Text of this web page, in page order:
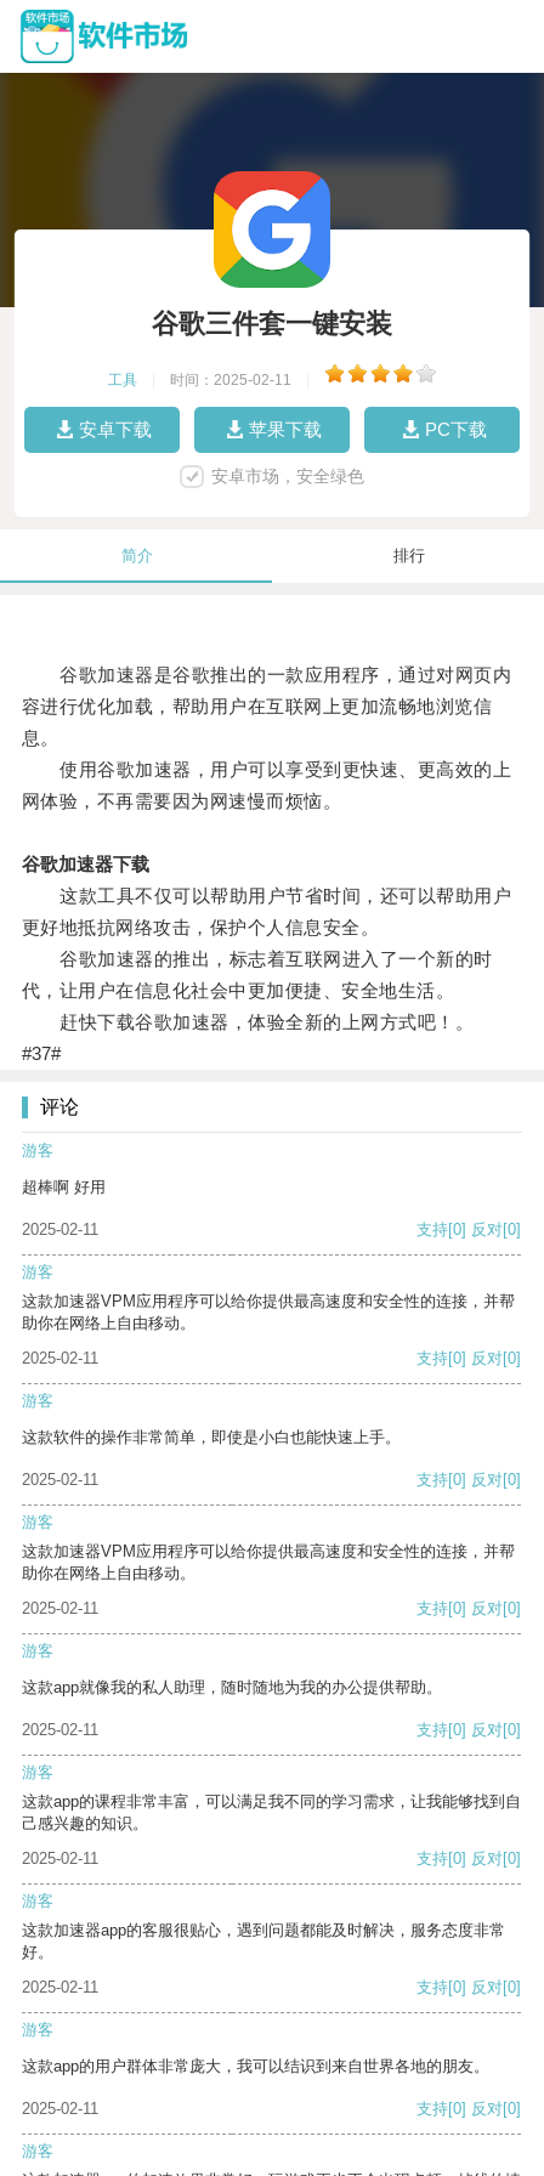
谷歌三件套一键安装
工具 时间：2025-02-11
安卓下载 苹果下载 PC下载
安卓市场，安全绿色
简介 排行
谷歌加速器是谷歌推出的一款应用程序，通过对网页内
容进行优化加载，帮助用户在互联网上更加流畅地浏览信
息。
使用谷歌加速器，用户可以享受到更快速、更高效的上
网体验，不再需要因为网速慢而烦恼。
谷歌加速器下载
这款工具不仅可以帮助用户节省时间，还可以帮助用户
更好地抵抗网络攻击，保护个人信息安全。
谷歌加速器的推出，标志着互联网进入了一个新的时
代，让用户在信息化社会中更加便捷、安全地生活。
赶快下载谷歌加速器，体验全新的上网方式吧！。
#37#
评论
游客
超棒啊 好用
2025-02-11 支持[0] 反对[0]
游客
这款加速器VPM应用程序可以给你提供最高速度和安全性的连接，并帮
助你在网络上自由移动。
2025-02-11
支持[0] 反对[0]
游客
这款软件的操作非常简单，即使是小白也能快速上手。
2025-02-11 支持[0] 反对[0]
游客
这款加速器VPM应用程序可以给你提供最高速度和安全性的连接，并帮
助你在网络上自由移动。
2025-02-11
支持[0] 反对[0]
游客
这款app就像我的私人助理，随时随地为我的办公提供帮助。
2025-02-11 支持[0] 反对[0]
游客
这款app的课程非常丰富，可以满足我不同的学习需求，让我能够找到自
己感兴趣的知识。
2025-02-11
支持[0] 反对[0]
游客
这款加速器app的客服很贴心，遇到问题都能及时解决，服务态度非常
好。
2025-02-11
支持[0] 反对[0]
游客
这款app的用户群体非常庞大，我可以结识到来自世界各地的朋友。
2025-02-11 支持[0] 反对[0]
游客